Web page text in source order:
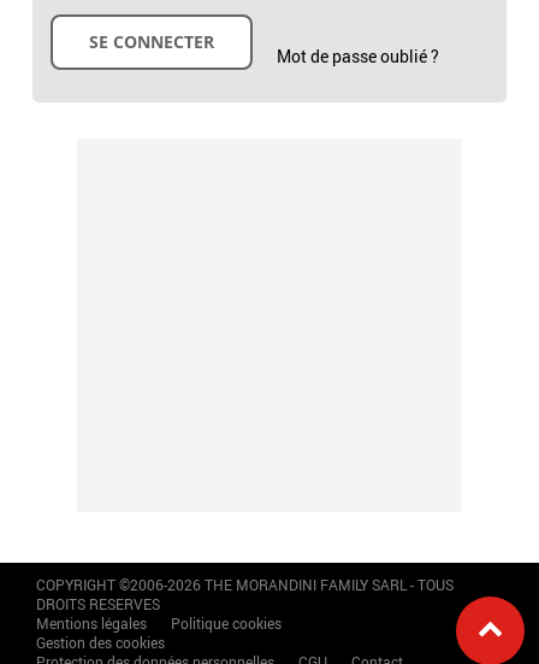
Mot de passe oublié ?
COPYRIGHT ©2006-2026 THE MORANDINI FAMILY SARL - TOUS
DROITS RESERVES
Mentions légales
Politique cookies
Gestion des cookies